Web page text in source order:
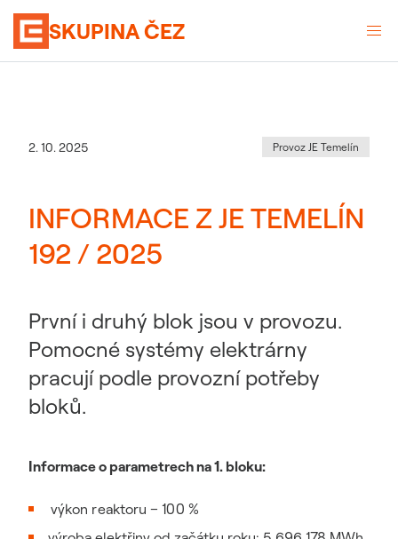
SKUPINA ČEZ
Datum zveřejnění
2. 10. 2025 Kategorie:
Provoz JE Temelín
INFORMACE Z JE TEMELÍN
192 / 2025
První i druhý blok jsou v provozu.
Pomocné systémy elektrárny
pracují podle provozní potřeby
bloků.
Informace o parametrech na 1. bloku:
výkon reaktoru – 100 %